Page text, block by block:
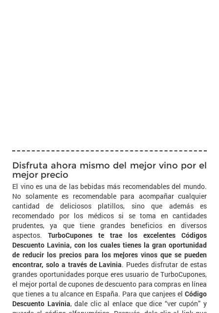
Disfruta ahora mismo del mejor vino por el
mejor precio
El vino es una de las bebidas más recomendables del mundo.
No solamente es recomendable para acompañar cualquier
cantidad de deliciosos platillos, sino que además es
recomendado por los médicos si se toma en cantidades
prudentes, ya que tiene grandes beneficios en diversos
aspectos. TurboCupones te trae los excelentes Códigos
Descuento Lavinia, con los cuales tienes la gran oportunidad
de reducir los precios para los mejores vinos que se pueden
encontrar, solo a través de Lavinia. Puedes disfrutar de estas
grandes oportunidades porque eres usuario de TurboCupones,
el mejor portal de cupones de descuento para compras en línea
que tienes a tu alcance en España. Para que canjees el Código
Descuento Lavinia, dale clic al enlace que dice “ver cupón” y